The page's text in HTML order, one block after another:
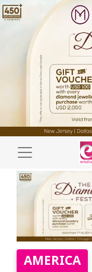
AMERICA